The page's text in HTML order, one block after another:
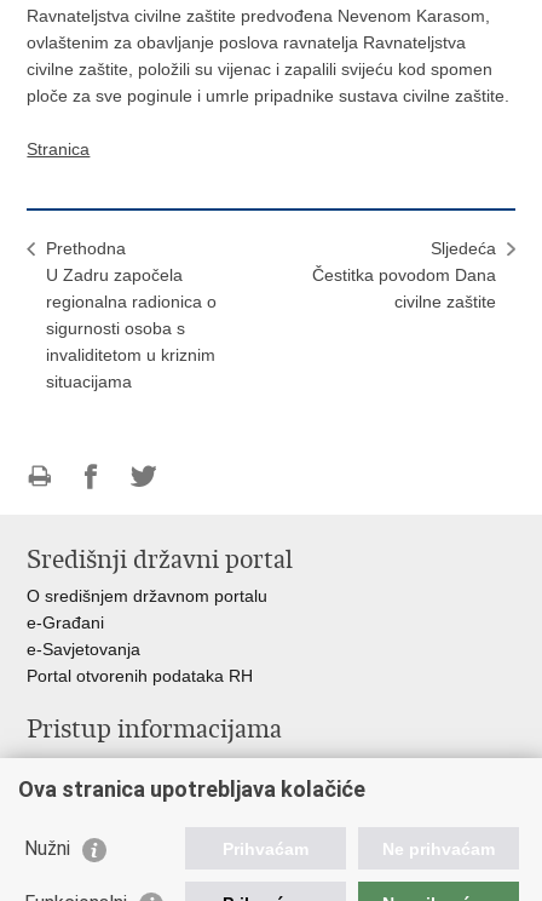
Ravnateljstva civilne zaštite predvođena Nevenom Karasom,
ovlaštenim za obavljanje poslova ravnatelja Ravnateljstva
civilne zaštite, položili su vijenac i zapalili svijeću kod spomen
ploče za sve poginule i umrle pripadnike sustava civilne zaštite.
Stranica
Prethodna
U Zadru započela
regionalna radionica o
sigurnosti osoba s
invaliditetom u kriznim
situacijama
Sljedeća
Čestitka povodom Dana
civilne zaštite
FacebookuTwitteru
Središnji državni portal
O središnjem državnom portalu
e-Građani
e-Savjetovanja
Portal otvorenih podataka RH
Pristup informacijama
Savjetovanje
Zapošljavanje
Ova stranica upotrebljava kolačiće
Nužni Prihvaćam Ne prihvaćam